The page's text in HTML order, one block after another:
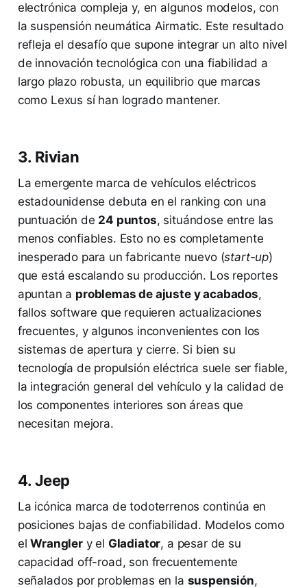
electrónica compleja y, en algunos modelos, con
la suspensión neumática Airmatic. Este resultado
refleja el desafío que supone integrar un alto nivel
de innovación tecnológica con una fiabilidad a
largo plazo robusta, un equilibrio que marcas
como Lexus sí han logrado mantener.
3. Rivian
La emergente marca de vehículos eléctricos
estadounidense debuta en el ranking con una
puntuación de 24 puntos, situándose entre las
menos confiables. Esto no es completamente
inesperado para un fabricante nuevo (start-up)
que está escalando su producción. Los reportes
apuntan a problemas de ajuste y acabados,
fallos software que requieren actualizaciones
frecuentes, y algunos inconvenientes con los
sistemas de apertura y cierre. Si bien su
tecnología de propulsión eléctrica suele ser fiable,
la integración general del vehículo y la calidad de
los componentes interiores son áreas que
necesitan mejora.
4. Jeep
La icónica marca de todoterrenos continúa en
posiciones bajas de confiabilidad. Modelos como
elWranglery el Gladiator, a pesar de su
capacidad off-road, son frecuentemente
señalados por problemas en la suspensión,